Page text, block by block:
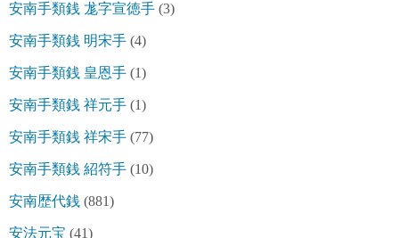
安南手類銭 尨字宣徳手 (3)
安南手類銭 明宋手 (4)
安南手類銭 皇恩手 (1)
安南手類銭 祥元手 (1)
安南手類銭 祥宋手 (77)
安南手類銭 紹符手 (10)
安南歴代銭 (881)
安法元宝 (41)